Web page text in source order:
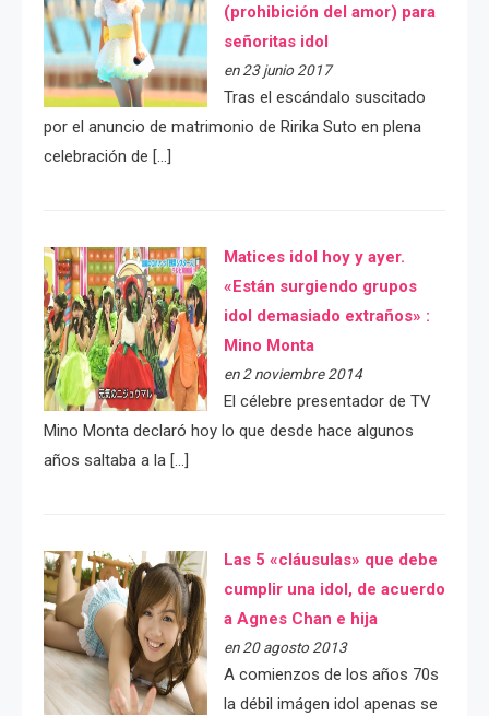
(prohibición del amor) para
señoritas idol
en 23 junio 2017
Tras el escándalo suscitado
por el anuncio de matrimonio de Ririka Suto en plena
celebración de […]
Matices idol hoy y ayer.
«Están surgiendo grupos
idol demasiado extraños» :
Mino Monta
en 2 noviembre 2014
El célebre presentador de TV
Mino Monta declaró hoy lo que desde hace algunos
años saltaba a la […]
Las 5 «cláusulas» que debe
cumplir una idol, de acuerdo
a Agnes Chan e hija
en 20 agosto 2013
A comienzos de los años 70s
la débil imágen idol apenas se